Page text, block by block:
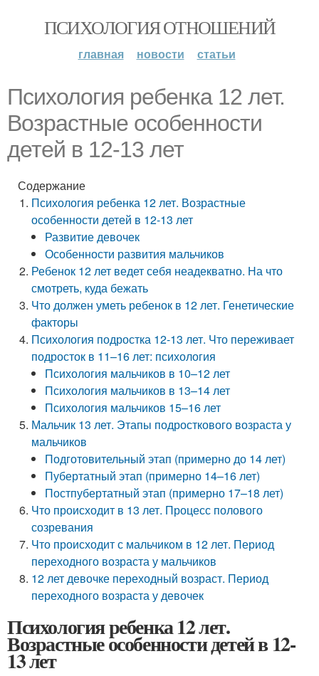
ПСИХОЛОГИЯ ОТНОШЕНИЙ
главная новости статьи
Психология ребенка 12 лет.
Возрастные особенности
детей в 12-13 лет
Содержание
Психология ребенка 12 лет. Возрастные
особенности детей в 12-13 лет
Развитие девочек
Особенности развития мальчиков
Ребенок 12 лет ведет себя неадекватно. На что
смотреть, куда бежать
Что должен уметь ребенок в 12 лет. Генетические
факторы
Психология подростка 12-13 лет. Что переживает
подросток в 11–16 лет: психология
Психология мальчиков в 10–12 лет
Психология мальчиков в 13–14 лет
Психология мальчиков 15–16 лет
Мальчик 13 лет. Этапы подросткового возраста у
мальчиков
Подготовительный этап (примерно до 14 лет)
Пубертатный этап (примерно 14–16 лет)
Постпубертатный этап (примерно 17–18 лет)
Что происходит в 13 лет. Процесс полового
созревания
Что происходит с мальчиком в 12 лет. Период
переходного возраста у мальчиков
12 лет девочке переходный возраст. Период
переходного возраста у девочек
Психология ребенка 12 лет.
Возрастные особенности детей в 12-
13 лет